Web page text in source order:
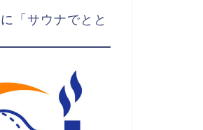
「サウナでとと